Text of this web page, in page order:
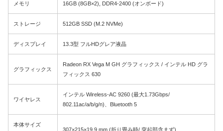
メモリ 16GB (8GB×2), DDR4-2400 (オンボード)
ストレージ 512GB SSD (M.2 NVMe)
ディスプレイ 13.3型 フルHDグレア液晶
グラフィックス
Radeon RX Vega M GH グラフィックス / インテル HD グラ
フィックス 630
ワイヤレス
インテル Wireless-AC 9260 (最大1.73Gbps/
802.11ac/a/b/g/n)、Bluetooth 5
本体サイズ
307×215×19.9 mm (折り畳み時/ 突起部含まず)